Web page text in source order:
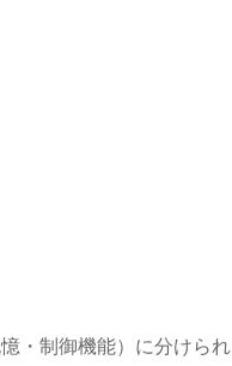
・制御機能）に分けられ